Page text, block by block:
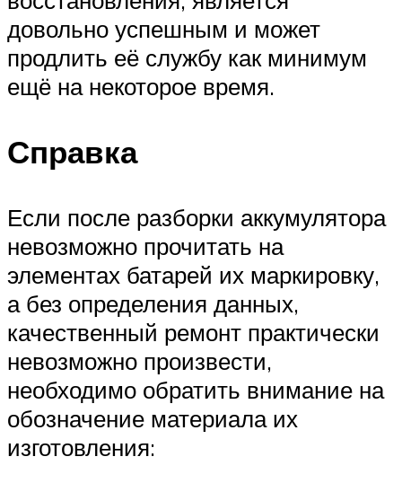
довольно успешным и может
продлить её службу как минимум
ещё на некоторое время.
Справка
Если после разборки аккумулятора
невозможно прочитать на
элементах батарей их маркировку,
а без определения данных,
качественный ремонт практически
невозможно произвести,
необходимо обратить внимание на
обозначение материала их
изготовления: